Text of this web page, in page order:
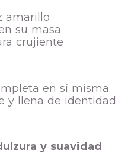
amarillo
su masa
crujiente
en sí misma.
y llena de identidad
y suavidad